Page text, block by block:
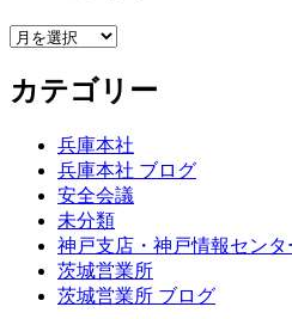
ア
カ
イ
カテゴリー
兵庫本社
兵庫本社 ブログ
安全会議
未分類
神戸支店・神戸情報センタ
茨城営業所
茨城営業所 ブログ